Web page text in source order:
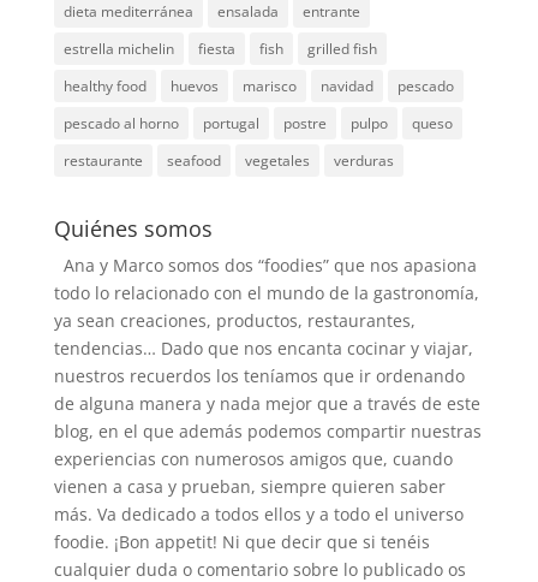
dieta mediterránea
ensalada
entrante
estrella michelin
fiesta fish
grilled fish
healthy food
huevos marisco navidad
pescado
pescado al horno
portugal postre pulpo
queso
restaurante
seafood vegetales verduras
Quiénes somos
Ana y Marco somos dos “foodies” que nos apasiona
todo lo relacionado con el mundo de la gastronomía,
ya sean creaciones, productos, restaurantes,
tendencias… Dado que nos encanta cocinar y viajar,
nuestros recuerdos los teníamos que ir ordenando
de alguna manera y nada mejor que a través de este
blog, en el que además podemos compartir nuestras
experiencias con numerosos amigos que, cuando
vienen a casa y prueban, siempre quieren saber
más. Va dedicado a todos ellos y a todo el universo
foodie. ¡Bon appetit! Ni que decir que si tenéis
cualquier duda o comentario sobre lo publicado os